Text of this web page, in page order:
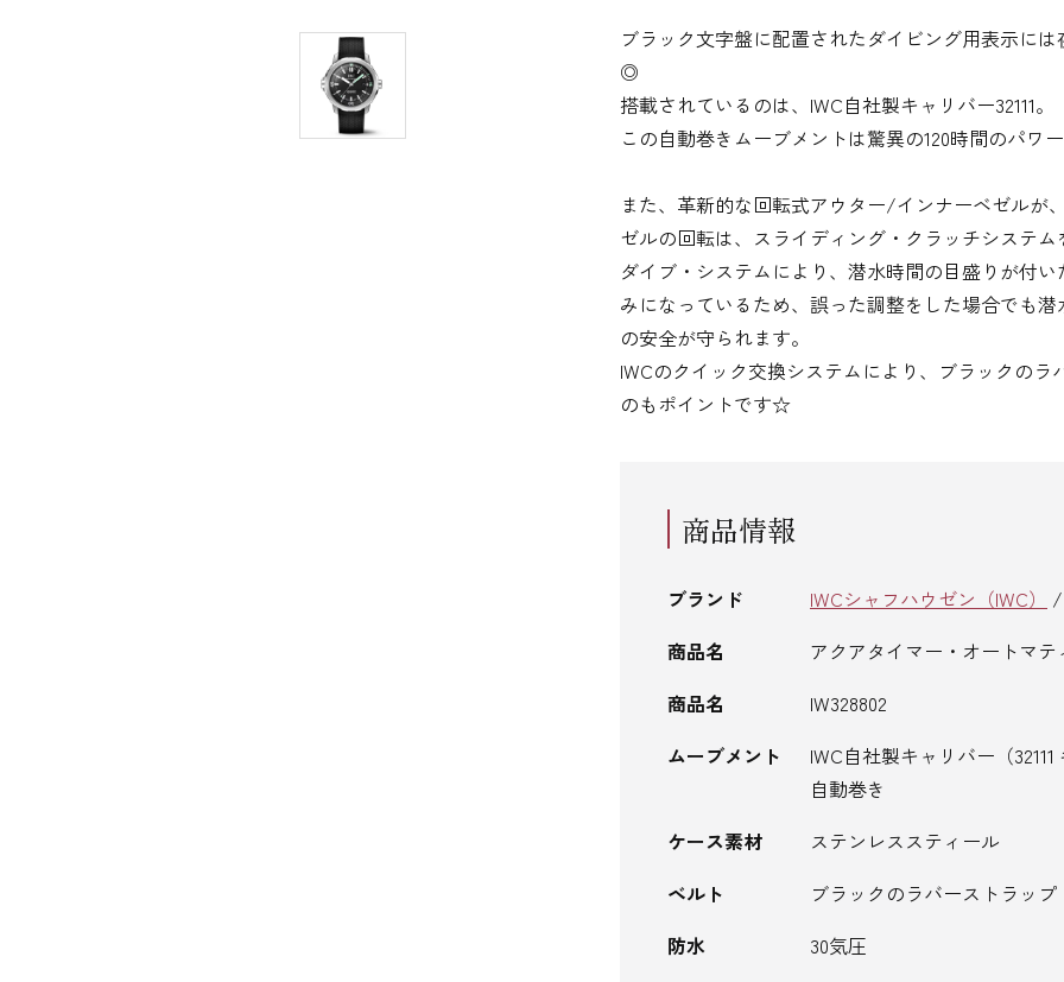
ブラック文字盤に配置されたダイビング用表示に
◎
搭載されているのは、IWC自社製キャリバー32111。
この自動巻きムーブメントは驚異の120時間のパワ
また、革新的な回転式アウター/インナーベゼルが
ゼルの回転は、スライディング・クラッチシステ
ダイブ・システムにより、潜水時間の目盛りが付
みになっているため、誤った調整をした場合でも
の安全が守られます。
IWCのクイック交換システムにより、ブラックの
のもポイントです☆
商品情報
ブランド IWCシャフハウゼン（IWC） /
商品名
アクアタイマー・オートマテ
商品名
IW328802
ムーブメント
IWC自社製キャリバー（32111
自動巻き
ケース素材
ステンレススティール
ベルト
ブラックのラバーストラップ
防水
30気圧